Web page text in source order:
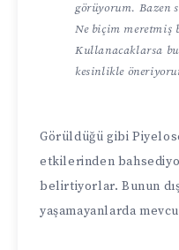
görüyorum. Bazen
Ne biçim meretmiş
Kullanacaklarsa
kesinlikle
Görüldüğü gibi
etkilerinden
belirtiyorlar. Bunun
yaşamayanlarda